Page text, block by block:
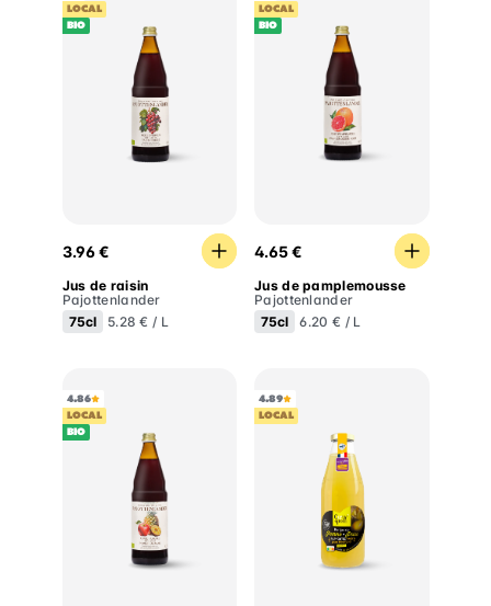
LOCAL
BIO
3.96 €
Jus de raisin
Pajottenlander
75cl
5.28 € / L
LOCAL
BIO
Jus de pamplemousse
4.65 €
Jus de pamplemousse
Pajottenlander
75cl
6.20 € / L
4.86
LOCAL
BIO
4.89
LOCAL